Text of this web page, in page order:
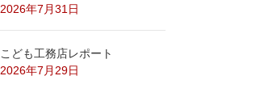
2026年7月31日
こども工務店レポート
2026年7月29日